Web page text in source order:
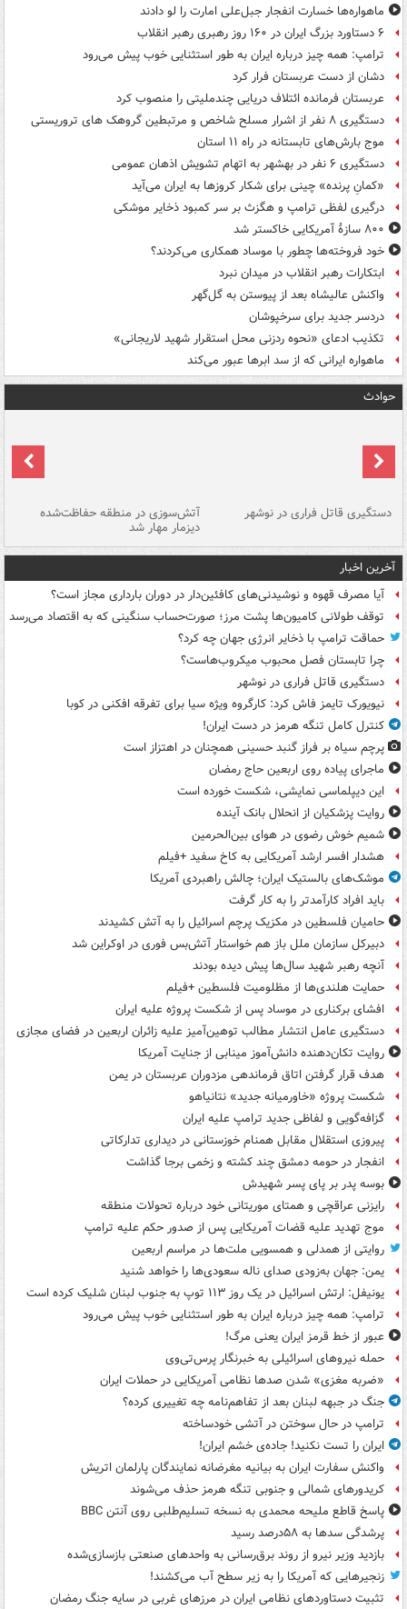
ماهواره‌ها خسارت انفجار جبل‌علی امارت را لو دادند
۶ دستاورد بزرگ ایران در ۱۶۰ روز رهبری رهبر انقلاب
ترامپ: همه چیز درباره ایران به طور استثنایی خوب پیش می‌رود
دشان از دست عربستان فرار کرد
عربستان فرمانده ائتلاف دریایی چندملیتی را منصوب کرد
دستگیری ۸ نفر از اشرار مسلح شاخص و مرتبطین گروهک های تروریستی
موج بارش‌های تابستانه در راه ۱۱ استان
دستگیری ۶ نفر در بهشهر به اتهام تشویش اذهان عمومی
«کمانِ پرنده» چینی برای شکار کروزها به ایران می‌آید
درگیری لفظی ترامپ و هگزث بر سر کمبود ذخایر موشکی
۸۰۰ سازۀ آمریکایی خاکستر شد
خود فروخته‌ها چطور با موساد همکاری می‌کردند؟
ابتکارات رهبر انقلاب در میدان نبرد
واکنش عالیشاه بعد از پیوستن به گل‌گهر
دردسر جدید برای سرخپوشان
تکذیب ادعای «نحوه ردزنی محل استقرار شهید لاریجانی»
ماهواره ایرانی که از سد ابرها عبور می‌کند
حوادث
دستگیری قاتل فراری در نوشهر آتش‌سوزی در منطقه حفاظت‌شده
دیزمار مهار شد
آخرین اخبار
آیا مصرف قهوه و نوشیدنی‌های کافئین‌دار در دوران بارداری مجاز است؟
توقف طولانی کامیون‌ها پشت مرز؛ صورت‌حساب سنگینی که به اقتصاد می‌رسد
حماقت ترامپ با ذخایر انرژی جهان چه کرد؟
چرا تابستان فصل محبوب میکروب‌هاست؟
دستگیری قاتل فراری در نوشهر
نیویورک تایمز فاش کرد: کارگروه ویژه سیا برای تفرقه افکنی در کوبا
کنترل کامل تنگه هرمز در دست ایران!
پرچم سیاه بر فراز گنبد حسینی همچنان در اهتزاز است
ماجرای پیاده روی اربعین حاج رمضان
این دیپلماسی نمایشی، شکست خورده است
روایت پزشکیان از انحلال بانک آینده
شمیم خوش رضوی در هوای بین‌الحرمین
هشدار افسر ارشد آمریکایی به کاخ سفید +فیلم
موشک‌های بالستیک ایران؛ چالش راهبردی آمریکا
باید افراد کارآمدتر را به کار گرفت
حامیان فلسطین در مکزیک پرچم اسرائیل را به آتش کشیدند
دبیرکل سازمان ملل باز هم خواستار آتش‌بس فوری در اوکراین شد
آنچه رهبر شهید سال‌ها پیش دیده بودند
حمایت هلندی‌ها از مظلومیت فلسطین +فیلم
افشای برکناری در موساد پس از شکست پروژه علیه ایران
دستگیری عامل انتشار مطالب توهین‌آمیز علیه زائران اربعین در فضای مجازی
روایت تکان‌دهنده دانش‌آموز مینابی از جنایت آمریکا
هدف قرار گرفتن اتاق‌ فرماندهی مزدوران عربستان در یمن
شکست پروژه «خاورمیانه جدید» نتانیاهو
گزافه‌گویی و لفاظی جدید ترامپ علیه ایران
پیروزی استقلال مقابل همنام خوزستانی در دیداری تدارکاتی
انفجار در حومه دمشق چند کشته و زخمی برجا گذاشت
بوسه‌ پدر بر پای پسر شهیدش
رایزنی عراقچی و همتای موریتانی خود درباره تحولات منطقه
موج تهدید علیه قضات آمریکایی پس از صدور حکم علیه ترامپ
روایتی از همدلی و همسویی ملت‌ها در مراسم اربعین
یمن: جهان به‌زودی صدای ناله سعودی‌ها را خواهد شنید
یونیفل: ارتش اسرائیل در یک روز ۱۱۳ توپ به جنوب لبنان شلیک کرده است
ترامپ: همه چیز درباره ایران به طور استثنایی خوب پیش می‌رود
عبور از خط قرمز ایران یعنی مرگ!
حمله نیروهای اسرائیلی به خبرنگار پرس‌تی‌وی
«ضربه مغزی» شدن صدها نظامی آمریکایی در حملات ایران
جنگ در جبهه لبنان بعد از تفاهم‌نامه چه تغییری کرده؟
ترامپ در حال سوختن در آتشی خودساخته
ایران را تست نکنید! جاده‌ی خشم ایران!
واکنش سفارت ایران به بیانیه مغرضانه نمایندگان پارلمان اتریش
کریدورهای شمالی و جنوبی تنگه هرمز حذف می‌شوند
پاسخ قاطع ملیحه محمدی به نسخه تسلیم‌طلبی روی آنتن BBC
پرشدگی سدها به ۵۸درصد رسید
بازدید وزیر نیرو از روند برق‌رسانی به واحدهای صنعتی بازسازی‌شده
زنجیرهایی که آمریکا را به زیر سطح آب می‌کشند!
تثبیت دستاوردهای نظامی ایران در مرزهای غربی در سایه جنگ رمضان